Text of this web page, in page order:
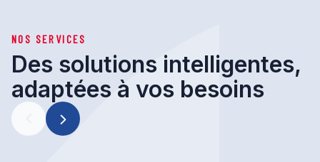
NOS SERVICES
Des solutions intelligentes,
adaptées à vos besoins